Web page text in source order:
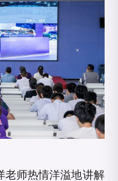
老师热情洋溢地讲解